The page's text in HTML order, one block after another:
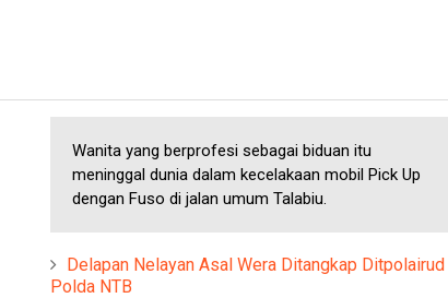
Wanita yang berprofesi sebagai biduan itu
meninggal dunia dalam kecelakaan mobil Pick Up
dengan Fuso di jalan umum Talabiu.
Delapan Nelayan Asal Wera Ditangkap Ditpolairud
Polda NTB